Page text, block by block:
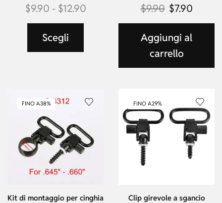
$9.90 - $12.90
Scegli
$9.90 $7.90
Aggiungi al
carrello
FINO A38%
Kit di montaggio per cinghia
FINO A29%
Clip girevole a sgancio